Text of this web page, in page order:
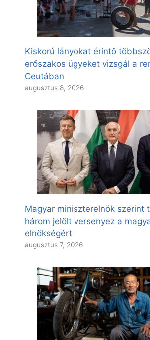
Kiskorú lányokat érintő
erőszakos ügyeket vizsgál a
Ceutában
augusztus 8, 2026
Magyar miniszterelnök szerint
három jelölt versenyez a
elnökségért
augusztus 7, 2026